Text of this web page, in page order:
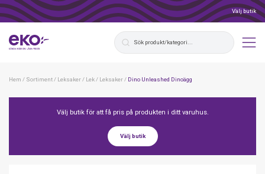
Välj butik
Hem / Sortiment/ Leksaker/ Lek/ Leksaker/ Dino Unleashed Dinoägg
Välj butik för att få pris på produkten i ditt varuhus.
Välj butik